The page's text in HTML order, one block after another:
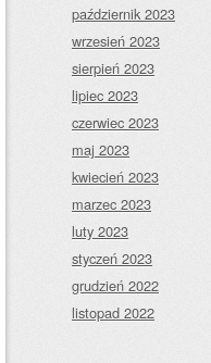
październik 2023
wrzesień 2023
sierpień 2023
lipiec 2023
czerwiec 2023
maj 2023
kwiecień 2023
marzec 2023
luty 2023
styczeń 2023
grudzień 2022
listopad 2022